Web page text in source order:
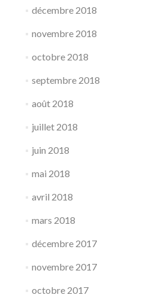
décembre 2018
novembre 2018
octobre 2018
septembre 2018
août 2018
juillet 2018
juin 2018
mai 2018
avril 2018
mars 2018
décembre 2017
novembre 2017
octobre 2017